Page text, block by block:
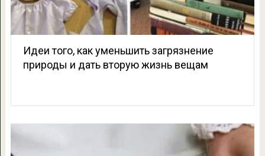
Идеи того, как уменьшить загрязнение
природы и дать вторую жизнь вещам